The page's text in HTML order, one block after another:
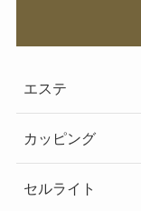
エステ
カッピング
セルライト